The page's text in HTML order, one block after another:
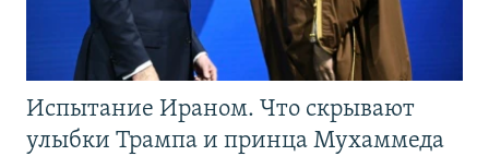
Испытание Ираном. Что скрывают
улыбки Трампа и принца Мухаммеда